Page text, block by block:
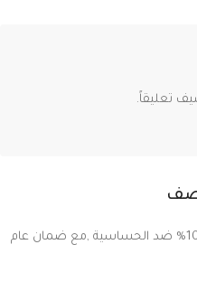
دفاية موناليزا اولادي و بناتي قطن 100% ضد الحساسية ,مع ضمان عام
تعليقاً.